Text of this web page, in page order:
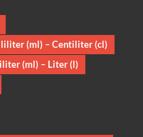
(ml) – Centiliter (cl)
(ml) – Liter (l)